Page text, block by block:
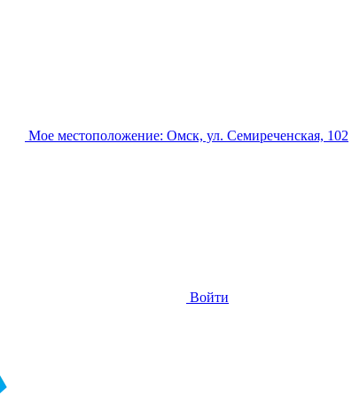
Мое местоположение: Омск, ул. Семиреченская, 102
Войти